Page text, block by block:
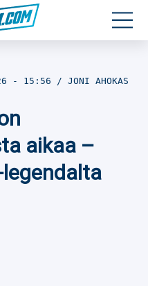
- 15:56 JONI AHOKAS
aikaa –